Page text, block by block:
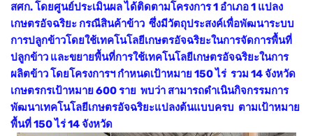
สศก. โดยศูนย์ประเมินผล ได้ติดตามโครงการ 1 อำเภอ 1 แปลง
เกษตรอัจฉริยะ กรณีสินค้าข้าว ซึ่งมีวัตถุประสงค์เพื่อพัฒนาระบบ
การปลูกข้าวโดยใช้เทคโนโลยีเกษตรอัจฉริยะในการจัดการพื้นที่
ปลูกข้าว และขยายพื้นที่การใช้เทคโนโลยีเกษตรอัจฉริยะในการ
ผลิตข้าว โดยโครงการฯ กำหนดเป้าหมาย 150 ไร่ รวม 14 จังหวัด
เกษตรกรเป้าหมาย 600 ราย พบว่า สามารถดำเนินกิจกรรมการ
พัฒนาเทคโนโลยีเกษตรอัจฉริยะแปลงต้นแบบครบ ตามเป้าหมาย
พื้นที่ 150 ไร่ 14 จังหวัด